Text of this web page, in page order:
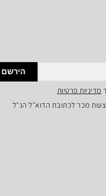
הירשם
מדיניות פרטיות
מכר לכתובת הדוא"ל הנ"ל